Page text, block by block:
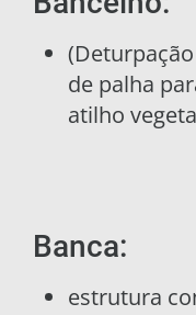
de palha
atilho
Banca:
estrutura